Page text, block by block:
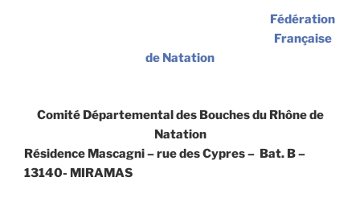
Fédération
Française
de Natation
Comité Départemental des Bouches du Rhône de
Natation
Résidence Mascagni – rue des Cypres – Bat. B –
13140- MIRAMAS